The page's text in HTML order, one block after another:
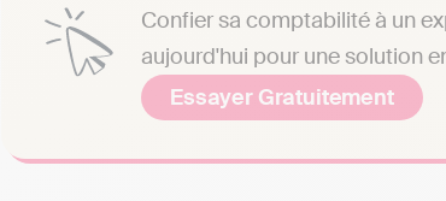
Confier sa comptabilité à un
aujourd'hui pour une solution
Essayer Gratuitement